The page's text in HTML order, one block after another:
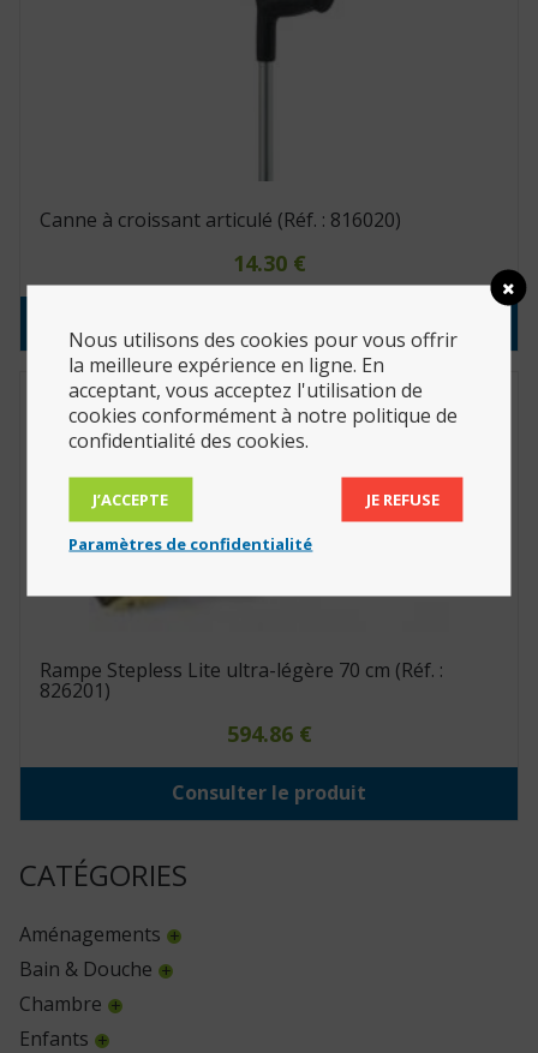
CATÉGORIES
Aménagements
Bain & Douche
Chambre
Enfants
Canne à croissant articulé (Réf. : 816020)
14.30 €
Rampe Stepless Lite ultra-légère 70 cm (Réf. :
826201)
594.86 €
Consulter le produit
Nous utilisons des cookies pour vous offrir
la meilleure expérience en ligne. En
acceptant, vous acceptez l'utilisation de
cookies conformément à notre politique de
confidentialité des cookies.
J’ACCEPTE JE REFUSE
Paramètres de confidentialité